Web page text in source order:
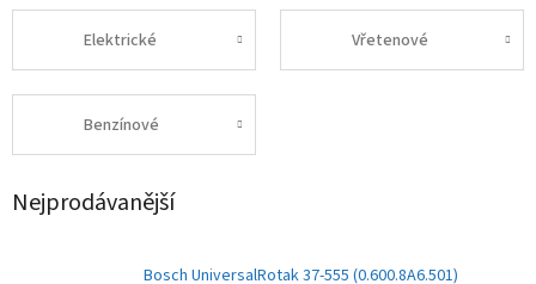
Elektrické Vřetenové
Benzínové
Nejprodávanější
Bosch UniversalRotak 37-555 (0.600.8A6.501)